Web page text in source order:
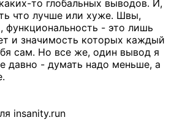
то глобальных выводов. И,
что лучше или хуже. Швы,
функциональность - это лишь
и значимость которых каждый
сам. Но все же, один вывод я
давно - думать надо меньше, а
insanity.run